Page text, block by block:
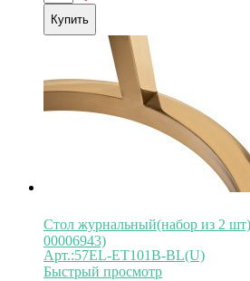
Купить
Стол журнальный(набор из 2
00006943)
Арт.:57EL-ET101В-BL(U)
Быстрый просмотр